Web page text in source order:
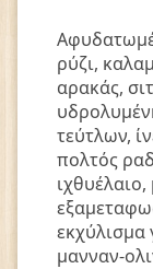
ρύζι,
αρακάς,
τεύτλων,
πολτός
εκχύλισμα
μανναν-